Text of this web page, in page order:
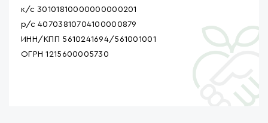
к/с 30101810000000000201
р/с 40703810704100000879
ИНН/КПП 5610241694/561001001
ОГРН 1215600005730